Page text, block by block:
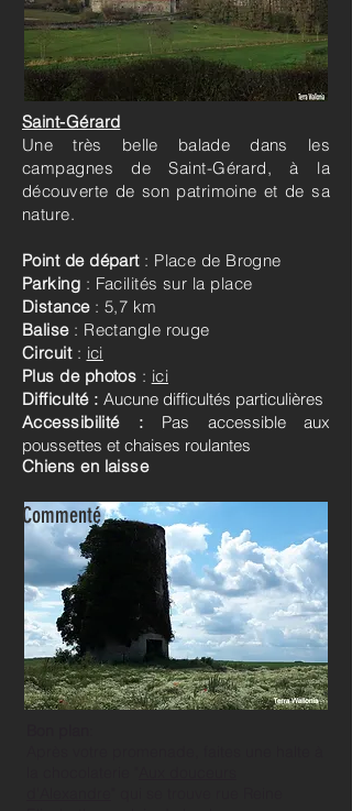
Saint-Gérard
Une très belle balade dans les
campagnes de Saint-Gérard, à la
découverte de son patrimoine et de sa
nature.
Point de départ: Place de Brogne
Parking : Facilités sur la place
Distance: 5,7 km
Balise: Rectangle rouge
Circuit : ici
Plus de photos : ici
Difficulté : Aucune difficultés particulières
Accessibilité : Pas accessible aux
poussettes et chaises roulantes
Chiens en laisse
Commenté